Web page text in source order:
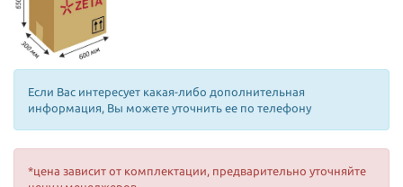
Если Вас интересует какая-либо дополнительная
информация, Вы можете уточнить ее по телефону
*цена зависит от комплектации, предварительно уточняйте